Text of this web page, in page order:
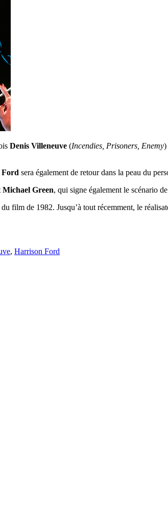
Denis Villeneuve (Incendies, Prisoners, Enemy)
sera également de retour dans la peau du
Michael Green, qui signe également le scénario
film de 1982. Jusqu’à tout récemment, le
, Harrison Ford